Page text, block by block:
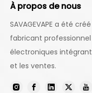
À propos de nous
SAVAGEVAPE a été
fabricant
électroniques
et les ventes.